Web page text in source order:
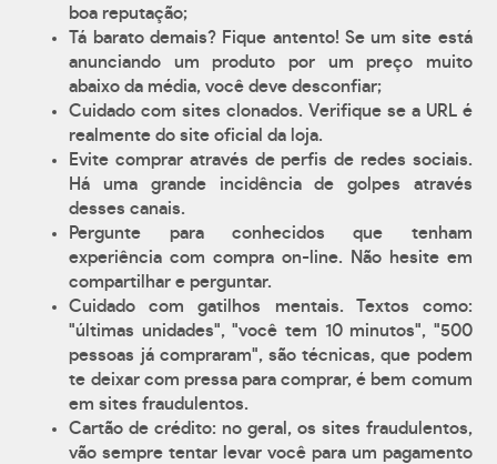
boa reputação;
Tá barato demais? Fique antento! Se um site está
anunciando um produto por um preço muito
abaixo da média, você deve desconfiar;
Cuidado com sites clonados. Verifique se a URL é
realmente do site oficial da loja.
Evite comprar através de perfis de redes sociais.
Há uma grande incidência de golpes através
desses canais.
Pergunte para conhecidos que tenham
experiência com compra on-line. Não hesite em
compartilhar e perguntar.
Cuidado com gatilhos mentais. Textos como:
"últimas unidades", "você tem 10 minutos", "500
pessoas já compraram", são técnicas, que podem
te deixar com pressa para comprar, é bem comum
em sites fraudulentos.
Cartão de crédito: no geral, os sites fraudulentos,
vão sempre tentar levar você para um pagamento